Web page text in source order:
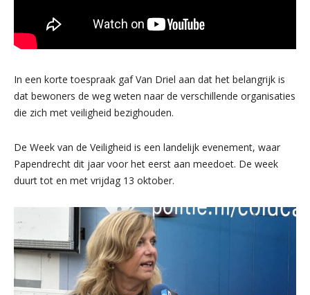
In een korte toespraak gaf Van Driel aan dat het belangrijk is
dat bewoners de weg weten naar de verschillende organisaties
die zich met veiligheid bezighouden.
De Week van de Veiligheid is een landelijk evenement, waar
Papendrecht dit jaar voor het eerst aan meedoet. De week
duurt tot en met vrijdag 13 oktober.